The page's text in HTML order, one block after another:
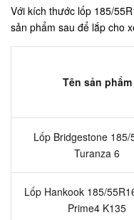
Với kích thước lốp 185/
sản phẩm sau để lắp cho
Tên sản phẩm
Lốp Bridgestone 185/
Turanza 6
Lốp Hankook 185/
Prime4 K135